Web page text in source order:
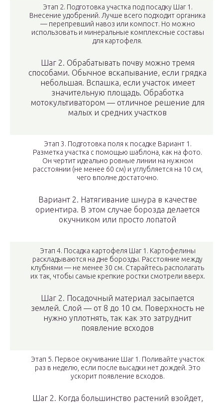
Этап 2. Подготовка участка под посадку Шаг 1.
Внесение удобрений. Лучше всего подходит органика
— перепревший навоз или компост. Но можно
использовать и минеральные комплексные составы
для картофеля.
Шаг 2. Обрабатывать почву можно тремя
способами. Обычное вскапывание, если грядка
небольшая. Вспашка, если участок имеет
значительную площадь. Обработка
мотокультиватором — отличное решение для
малых и средних участков
Этап 3. Подготовка поля к посадке Вариант 1.
Разметка участка с помощью шаблона, как на фото.
Он чертит идеально ровные линии на нужном
расстоянии (не менее 60 см) и углубляется на 10 см,
чего вполне достаточно.
Вариант 2. Натягивание шнура в качестве
ориентира. В этом случае борозда делается
окучником или просто лопатой
Этап 4. Посадка картофеля Шаг 1. Картофелины
раскладываются на дне борозды. Расстояние между
клубнями — не менее 30 см. Старайтесь располагать
их так, чтобы самые крепкие ростки смотрели вверх.
Шаг 2. Посадочный материал засыпается
землей. Слой — от 8 до 10 см. Поверхность не
нужно уплотнять, так как это затруднит
появление всходов
Этап 5. Первое окучивание Шаг 1. Поливайте участок
раз в неделю, если после высадки нет дождей. Это
ускорит появление всходов.
Шаг 2. Когда большинство растений взойдет,